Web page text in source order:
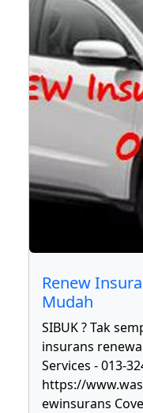
Renew
Mudah
SIBUK ? Tak
insurans
Services - 013-
https://
ewinsurans